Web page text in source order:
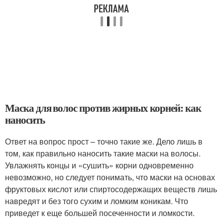
Маска для волос против жирных корней: как
наносить
Ответ на вопрос прост – точно такие же. Дело лишь в
том, как правильно наносить такие маски на волосы.
Увлажнять концы и «сушить» корни одновременно
невозможно, но следует понимать, что маски на основах
фруктовых кислот или спиртосодержащих веществ лишь
навредят и без того сухим и ломким коникам. Что
приведет к еще большей посеченности и ломкости.